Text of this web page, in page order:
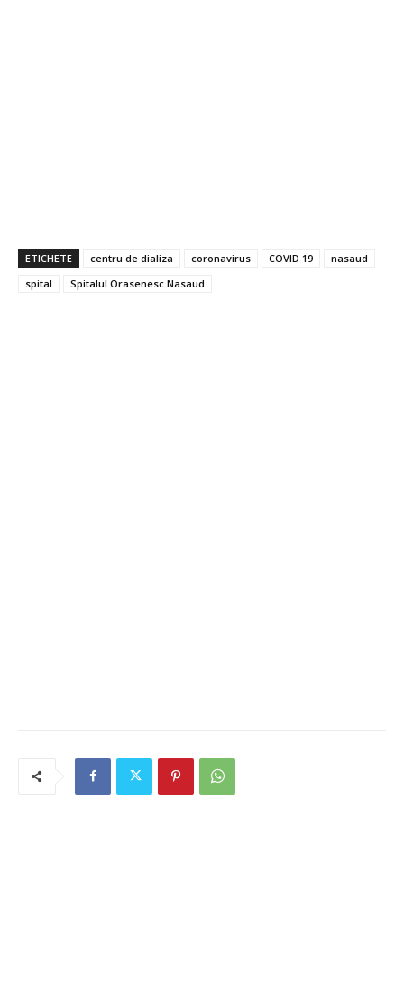
ETICHETE centru de dializa coronavirus COVID 19
nasaud
spital
Spitalul Orasenesc Nasaud